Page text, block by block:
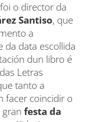
o director da
Santiso, que
a
da data escollida
dun libro é
Letras
tanto a
facer coincidir o
festa da